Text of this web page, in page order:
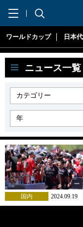
ワールドカップ 日本
ニュース一覧
国内 2024.09.19